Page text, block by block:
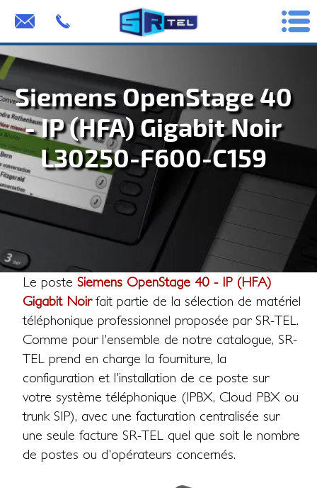
Siemens OpenStage 40
- IP (HFA) Gigabit Noir
L30250-F600-C159
Le poste Siemens OpenStage 40 - IP (HFA)
Gigabit Noirfait partie de la sélection de matériel
téléphonique professionnel proposée par SR-TEL.
Comme pour l'ensemble de notre catalogue, SR-
TEL prend en charge la fourniture, la
configuration et l'installation de ce poste sur
votre système téléphonique (IPBX, Cloud PBX ou
trunk SIP), avec une facturation centralisée sur
une seule facture SR-TEL quel que soit le nombre
de postes ou d'opérateurs concernés.